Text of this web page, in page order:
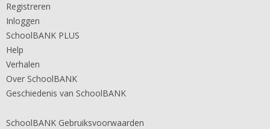
Registreren
Inloggen
SchoolBANK PLUS
Help
Verhalen
Over SchoolBANK
Geschiedenis van SchoolBANK
SchoolBANK Gebruiksvoorwaarden